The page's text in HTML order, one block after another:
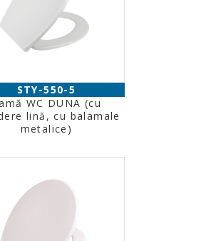
STY-550-5
WC DUNA (cu
lină, cu balamale
metalice)